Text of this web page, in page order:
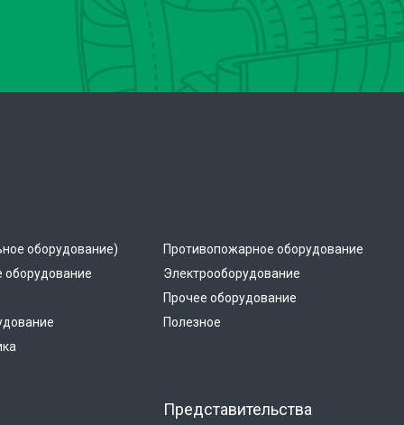
оборудование)
оборудование
Противопожарное оборудование
Электрооборудование
Прочее оборудование
Полезное
Представительства